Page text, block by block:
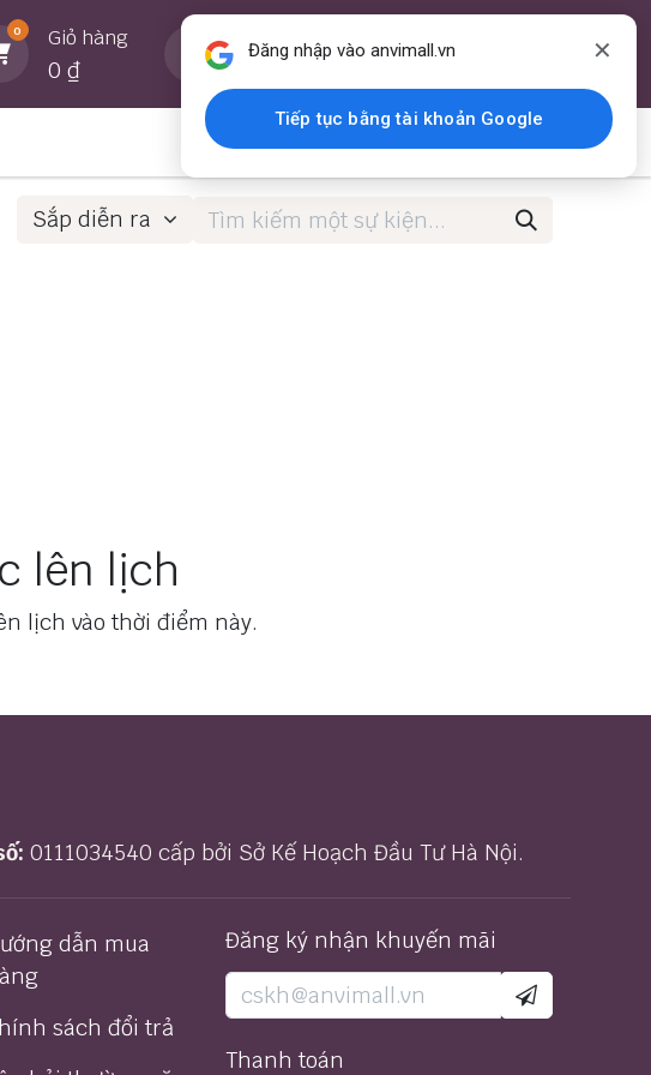
0 Giỏ hàng
0 ₫
Yêu thích
HAY
Sắp diễn ra
lên lịch
lịch vào thời điểm này.
0111034540 cấp bởi Sở Kế Hoạch Đầu Tư Hà Nội.
dẫn mua
sách đổi trả
Đăng ký nhận khuyến mãi
Thanh toán
Đăng nhập vào anvimall.vn ✕
Tiếp tục bằng tài khoản Google